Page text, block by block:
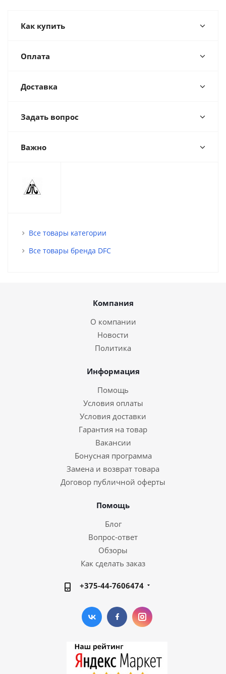
Как купить
Оплата
Доставка
Задать вопрос
Важно
Все товары категории
Все товары бренда DFC
Компания
О компании
Новости
Политика
Информация
Помощь
Условия оплаты
Условия доставки
Гарантия на товар
Вакансии
Бонусная программа
Замена и возврат товара
Договор публичной оферты
Помощь
Блог
Вопрос-ответ
Обзоры
Как сделать заказ
+375-44-7606474